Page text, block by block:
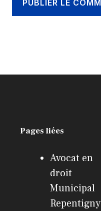
Pages liées
Avocat en
droit
Municipal
Repentigny